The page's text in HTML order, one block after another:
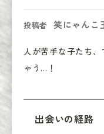
投稿者 笑にゃんこ
人が苦手な子たち
ゃう…！
出会いの経路